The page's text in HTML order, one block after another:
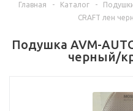
Главная - Каталог -
CRAFT лен
Подушка AVM-
черный/